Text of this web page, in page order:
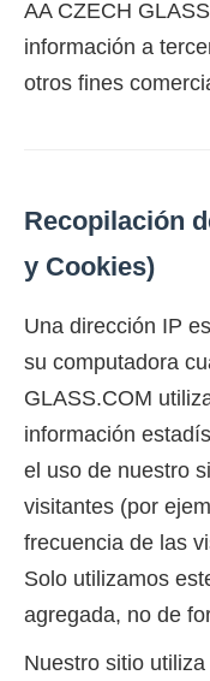
AA CZECH
información a
otros fines
Recopilación
y Cookies)
Una dirección IP
su computadora
GLASS.COM
información
el uso de nuestro
visitantes (por
frecuencia de las
Solo utilizamos
agregada, no de
Nuestro sitio